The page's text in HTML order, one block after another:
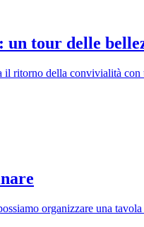
tour delle
ritorno della convivialità
organizzare una